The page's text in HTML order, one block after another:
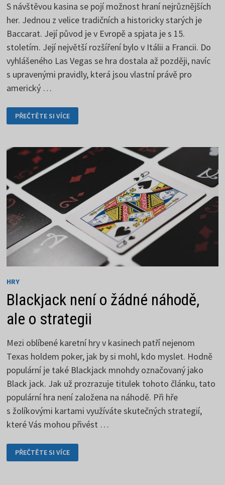
S návštěvou kasina se pojí možnost hraní nejrůznějších
her. Jednou z velice tradičních a historicky starých je
Baccarat. Její původ je v Evropě a spjata je s 15.
stoletím. Její největší rozšíření bylo v Itálii a Francii. Do
vyhlášeného Las Vegas se hra dostala až později, navíc
s upravenými pravidly, která jsou vlastní právě pro
americký …
BACCARAT
–
ZMĚŘTE
S
BANKÉŘEM
PŘEČTĚTE SI VÍCE
HRY
Blackjack není o žádné náhodě,
ale o strategii
Mezi oblíbené karetní hry v kasinech patří nejenom
Texas holdem poker, jak by si mohl, kdo myslet. Hodně
populární je také Blackjack mnohdy označovaný jako
Black jack. Jak už prozrazuje titulek tohoto článku, tato
populární hra není založena na náhodě. Při hře
s žolíkovými kartami využíváte skutečných strategií,
které Vás mohou přivést …
BLACKJACK
NENÍ
O
PŘEČTĚTE SI VÍCE